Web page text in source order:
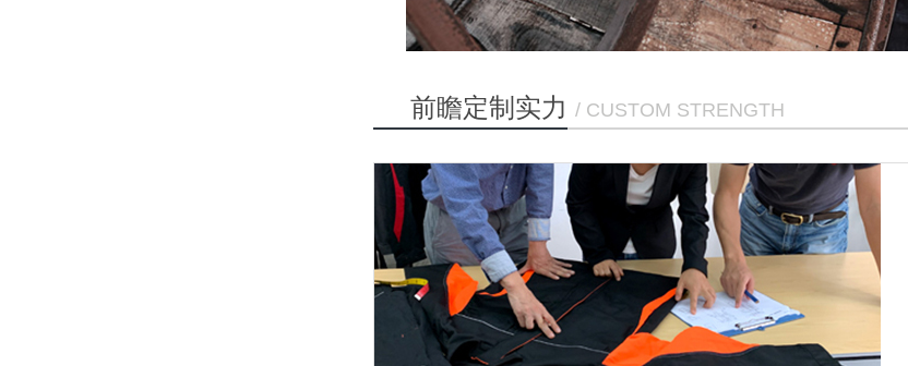
前瞻定制实力 / CUSTOM STRENGTH